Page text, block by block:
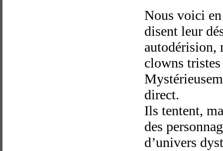
Nous voici en
disent leur
autodérision,
clowns
direct.
Ils tentent,
des
d’univers